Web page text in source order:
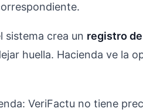
sistema crea un registro
huella. Hacienda ve la
VeriFactu no tiene